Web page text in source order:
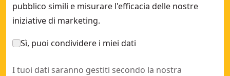
pubblico simili e misurare l'efficacia delle nostre
iniziative di marketing.
Sì, puoi condividere i miei dati
I tuoi dati saranno gestiti secondo la nostra